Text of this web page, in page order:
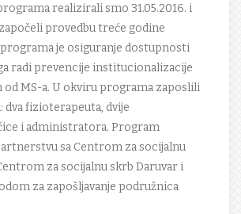
realizirali smo 31.05.2016. i
provedbu treće godine
programa je osiguranje dostupnosti
radi prevencije institucionalizacije
od MS-a. U okviru programa zaposlili
dva fizioterapeuta, dvije
i administratora. Program
sa Centrom za socijalnu
za socijalnu skrb Daruvar i
za zapošljavanje podružnica